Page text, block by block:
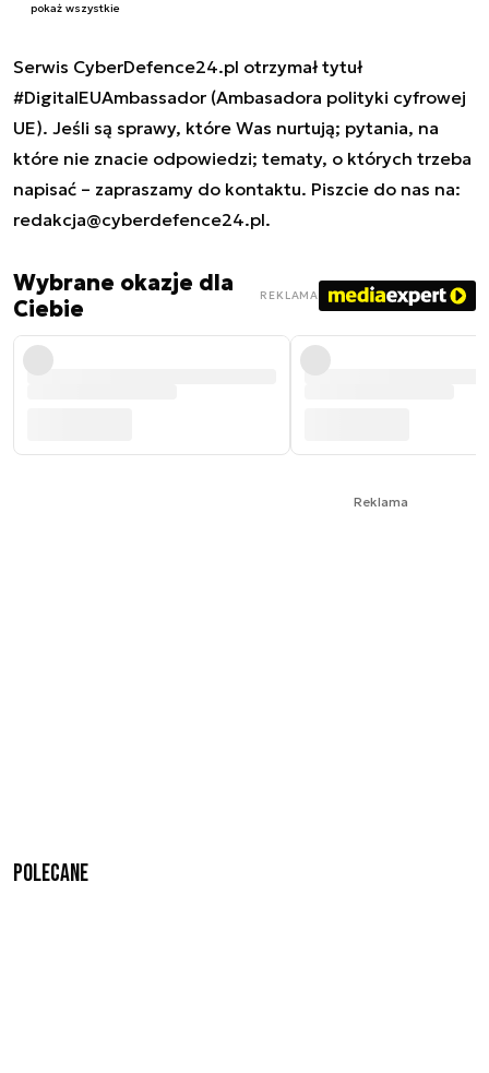
pokaż wszystkie
Serwis CyberDefence24.pl otrzymał tytuł
#DigitalEUAmbassador (Ambasadora polityki cyfrowej
UE). Jeśli są sprawy, które Was nurtują; pytania, na
które nie znacie odpowiedzi; tematy, o których trzeba
napisać – zapraszamy do kontaktu. Piszcie do nas na:
redakcja@cyberdefence24.pl.
Wybrane okazje dla
Ciebie
REKLAMA
Reklama
Polecane